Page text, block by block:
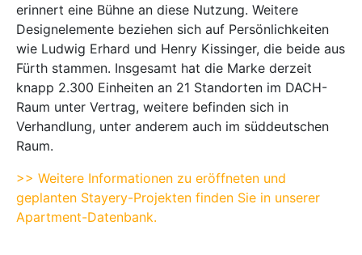
erinnert eine Bühne an diese Nutzung. Weitere
Designelemente beziehen sich auf Persönlichkeiten
wie Ludwig Erhard und Henry Kissinger, die beide aus
Fürth stammen. Insgesamt hat die Marke derzeit
knapp 2.300 Einheiten an 21 Standorten im DACH-
Raum unter Vertrag, weitere befinden sich in
Verhandlung, unter anderem auch im süddeutschen
Raum.
>> Weitere Informationen zu eröffneten und
geplanten Stayery-Projekten finden Sie in unserer
Apartment-Datenbank.